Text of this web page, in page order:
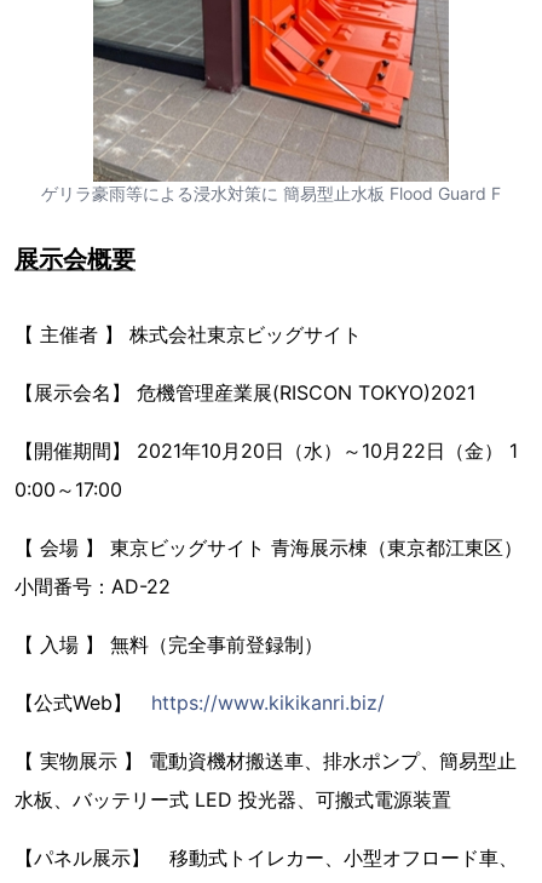
ゲリラ豪雨等による浸水対策に 簡易型止水板 Flood Guard F
展示会概要
【 主催者 】 株式会社東京ビッグサイト
【展示会名】 危機管理産業展(RISCON TOKYO)2021
【開催期間】 2021年10月20日（水）～10月22日（金） 1
0:00～17:00
【 会場 】 東京ビッグサイト 青海展示棟（東京都江東区）
小間番号：AD-22
【 入場 】 無料（完全事前登録制）
【公式Web】 https://www.kikikanri.biz/
【 実物展示 】 電動資機材搬送車、排水ポンプ、簡易型止
水板、バッテリー式 LED 投光器、可搬式電源装置
【パネル展示】 移動式トイレカー、小型オフロード車、